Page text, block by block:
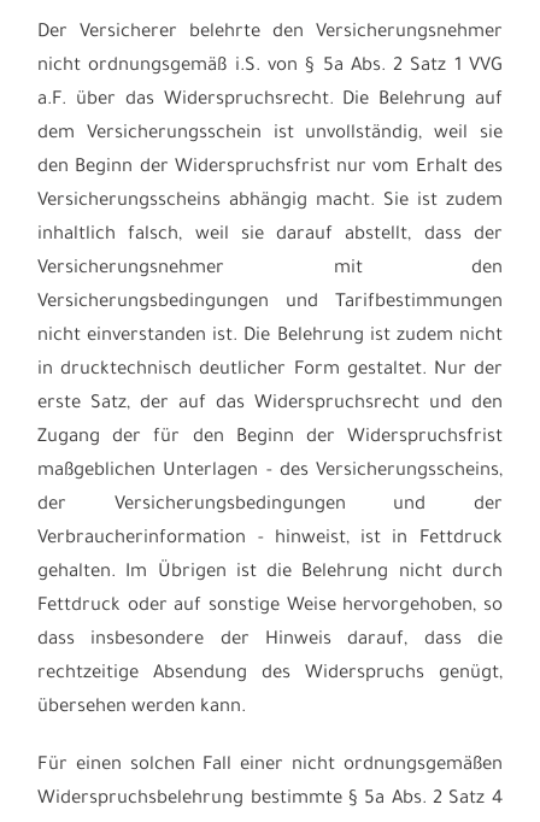
Der Versicherer belehrte den Versicherungsnehmer
nicht ordnungsgemäß i.S. von § 5a Abs. 2 Satz 1 VVG
a.F. über das Widerspruchsrecht. Die Belehrung auf
dem Versicherungsschein ist unvollständig, weil sie
den Beginn der Widerspruchsfrist nur vom Erhalt des
Versicherungsscheins abhängig macht. Sie ist zudem
inhaltlich falsch, weil sie darauf abstellt, dass der
Versicherungsnehmer mit den
Versicherungsbedingungen und Tarifbestimmungen
nicht einverstanden ist. Die Belehrung ist zudem nicht
in drucktechnisch deutlicher Form gestaltet. Nur der
erste Satz, der auf das Widerspruchsrecht und den
Zugang der für den Beginn der Widerspruchsfrist
maßgeblichen Unterlagen - des Versicherungsscheins,
der Versicherungsbedingungen und der
Verbraucherinformation - hinweist, ist in Fettdruck
gehalten. Im Übrigen ist die Belehrung nicht durch
Fettdruck oder auf sonstige Weise hervorgehoben, so
dass insbesondere der Hinweis darauf, dass die
rechtzeitige Absendung des Widerspruchs genügt,
übersehen werden kann.
Für einen solchen Fall einer nicht ordnungsgemäßen
Widerspruchsbelehrung bestimmte § 5a Abs. 2 Satz 4